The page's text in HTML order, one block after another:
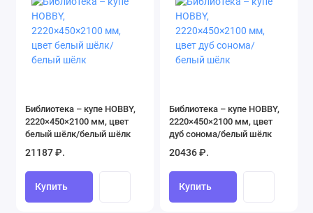
Библиотека – купе HOBBY,
2220×450×2100 мм, цвет
белый шёлк/белый шёлк
21187 ₽.
Купить
Библиотека – купе HOBBY,
2220×450×2100 мм, цвет
дуб сонома/белый шёлк
20436 ₽.
Купить